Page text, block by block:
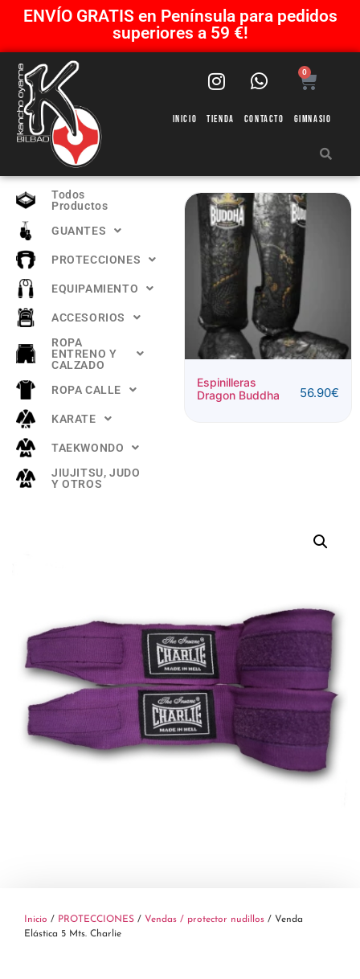
ENVÍO GRATIS en Península para pedidos
superiores a 59 €!
0
Inicio Tienda Contacto Gimnasio
Todos
Productos
GUANTES
PROTECCIONES
EQUIPAMIENTO
ACCESORIOS
ROPA
ENTRENO Y
CALZADO
ROPA CALLE
KARATE
TAEKWONDO
JIUJITSU, JUDO
Y OTROS
Espinillera
"TITANIUM"
Rosa
Espinilleras
Dragon Buddha
56.90€
Inicio / PROTECCIONES / Vendas / protector nudillos / Venda
Elástica 5 Mts. Charlie